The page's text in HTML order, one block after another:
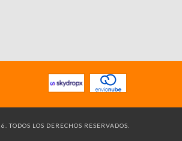
LOS DERECHOS RESERVADOS.